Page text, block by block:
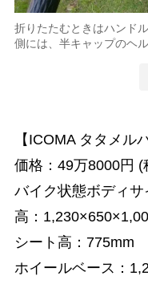
折りたたむときはハンド
側には、半キャップのヘ
【ICOMA タタメル
価格：49万8000円 (
バイク状態ボディ
高：
シート高：775mm
ホイールベース：